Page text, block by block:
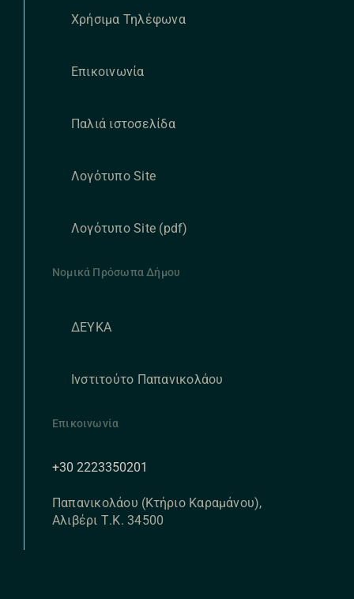
Χρήσιμα Τηλέφωνα
Επικοινωνία
Παλιά ιστοσελίδα
Λογότυπο Site
Λογότυπο Site (pdf)
Νομικά Πρόσωπα Δήμου
ΔΕΥΚΑ
Ινστιτούτο Παπανικολάου
Επικοινωνία
+30 2223350201
Παπανικολάου (Κτήριο Καραμάνου),
Αλιβέρι Τ.Κ. 34500